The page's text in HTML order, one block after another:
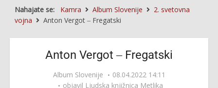
Nahajate se: Kamra Album Slovenije
2. svetovna
vojna
Anton Vergot ‒ Fregatski
Anton Vergot ‒ Fregatski
Album Slovenije
08.04.2022 14:11
objavil Ljudska knjižnica Metlika